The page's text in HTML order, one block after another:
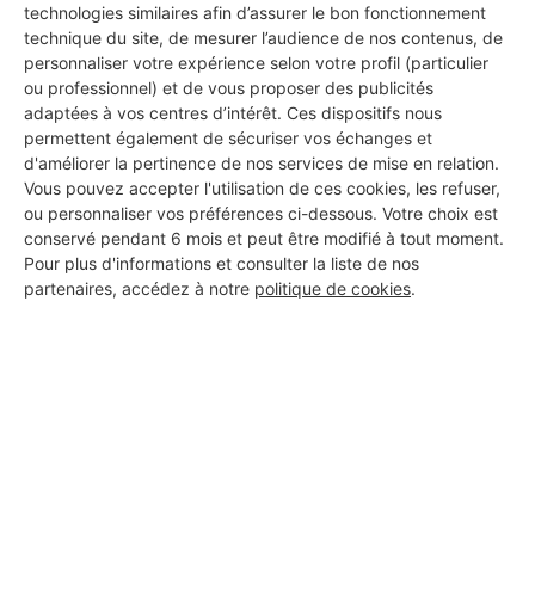
technologies similaires afin d’assurer le bon fonctionnement
technique du site, de mesurer l’audience de nos contenus, de
personnaliser votre expérience selon votre profil (particulier
ou professionnel) et de vous proposer des publicités
adaptées à vos centres d’intérêt. Ces dispositifs nous
permettent également de sécuriser vos échanges et
d'améliorer la pertinence de nos services de mise en relation.
Vous pouvez accepter l'utilisation de ces cookies, les refuser,
ou personnaliser vos préférences ci-dessous. Votre choix est
conservé pendant 6 mois et peut être modifié à tout moment.
Pour plus d'informations et consulter la liste de nos
partenaires, accédez à notre politique de cookies.